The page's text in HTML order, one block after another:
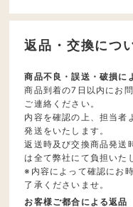
返品・交換につ
商品不良・誤送・破損に
商品到着の7日以内にお
ご連絡ください。
内容を確認の上、担当者
発送をいたします。
返送時及び交換商品発送
は全て弊社にて負担いた
※内容によって確認にお
了承くださいませ。
お客様ご都合による返品